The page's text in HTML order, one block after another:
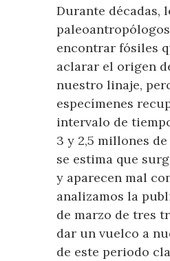
Durante décadas,
encontrar fósiles
aclarar el origen
nuestro linaje,
especímenes
intervalo de
3 y 2,5 millones
se estima que
y aparecen mal
analizamos la
de marzo de tres
dar un vuelco a
de este periodo